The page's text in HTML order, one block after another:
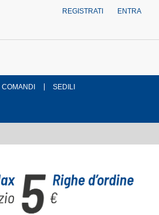
REGISTRATI ENTRA
SEDILI